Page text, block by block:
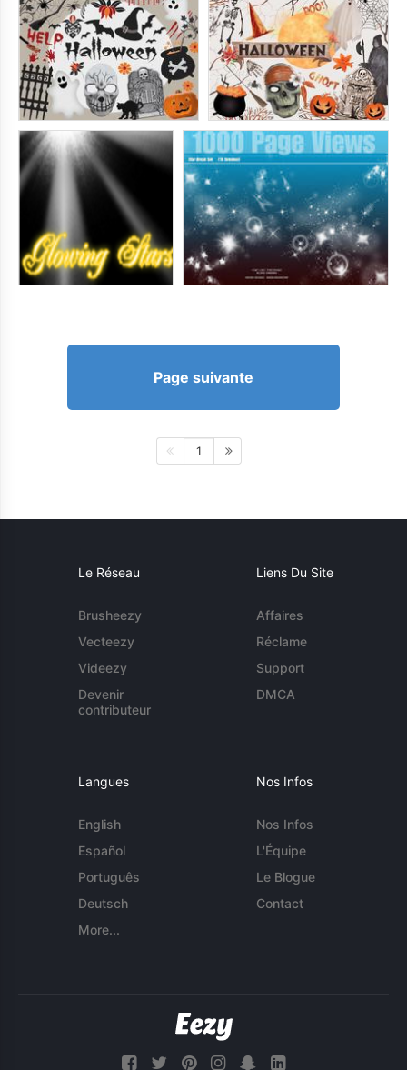
Page suivante
1
Le Réseau
Brusheezy
Vecteezy
Videezy
Devenir
contributeur
Liens Du Site
Affaires
Réclame
Support
DMCA
Langues
English
Español
Português
Deutsch
More...
Nos Infos
Nos Infos
L'Équipe
Le Blogue
Contact